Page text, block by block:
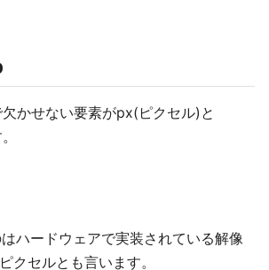
かせない要素がpx(ピクセル)と
ハードウェアで実装されている解像
クセルとも言います。